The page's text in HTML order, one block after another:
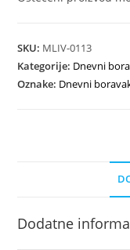
SKU: MLIV-0113
Kategorije: Dnevni
Oznake: Dnevni
Dodatne